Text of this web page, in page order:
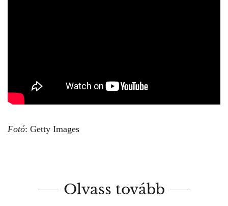
Fotó: Getty Images
Olvass tovább